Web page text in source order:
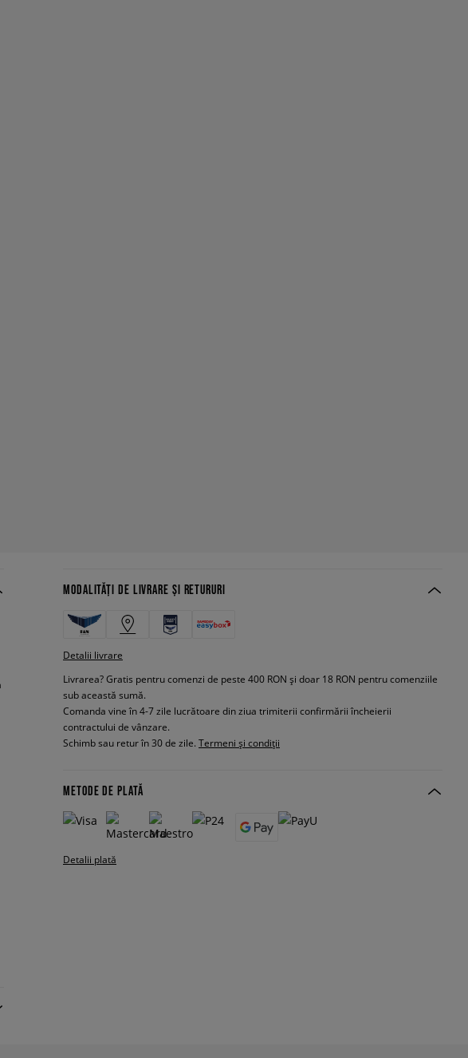
MODALITĂȚI DE LIVRARE ȘI RETURURI
Detalii livrare
Livrarea? Gratis pentru comenzi de peste 400 RON și doar 18 RON pentru comenziile
sub această sumă.
Comanda vine în 4-7 zile lucrătoare din ziua trimiterii confirmării încheierii
contractului de vânzare.
Schimb sau retur în 30 de zile. Termeni și condiții
METODE DE PLATĂ
Detalii plată